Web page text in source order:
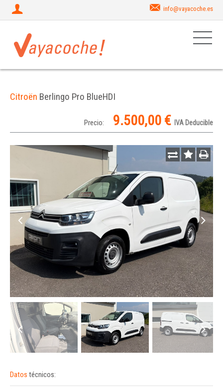
info@vayacoche.es
Citroën Berlingo Pro BlueHDI
Precio: 9.500,00 € IVA Deducible
Datos técnicos: